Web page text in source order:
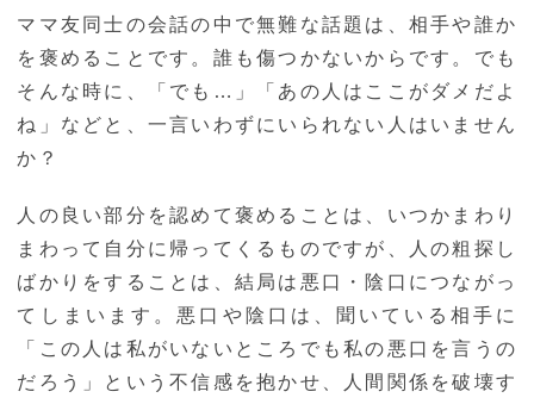
ママ友同士の会話の中で無難な話題は、相手や誰か
を褒めることです。誰も傷つかないからです。でも
そんな時に、「でも…」「あの人はここがダメだよ
ね」などと、一言いわずにいられない人はいません
か？
人の良い部分を認めて褒めることは、いつかまわり
まわって自分に帰ってくるものですが、人の粗探し
ばかりをすることは、結局は悪口・陰口につながっ
てしまいます。悪口や陰口は、聞いている相手に
「この人は私がいないところでも私の悪口を言うの
だろう」という不信感を抱かせ、人間関係を破壊す